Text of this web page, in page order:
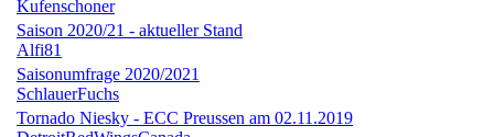
Kufenschoner
Saison 2020/21 - aktueller Stand
Alfi81
Saisonumfrage 2020/2021
SchlauerFuchs
Tornado Niesky - ECC Preussen am 02.11.2019